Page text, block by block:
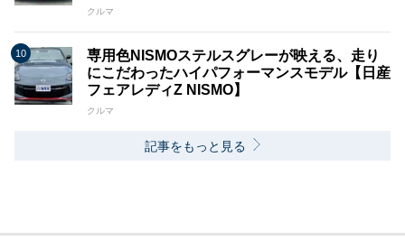
クルマ
専用色NISMOステルスグレーが映える、走り
にこだわったハイパフォーマンスモデル【日産
フェアレディZ NISMO】
クルマ
記事をもっと見る